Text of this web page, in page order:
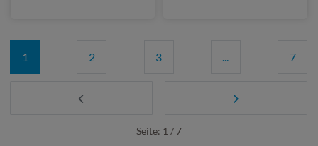
1 2 3 ... 7
Seite: 1 / 7